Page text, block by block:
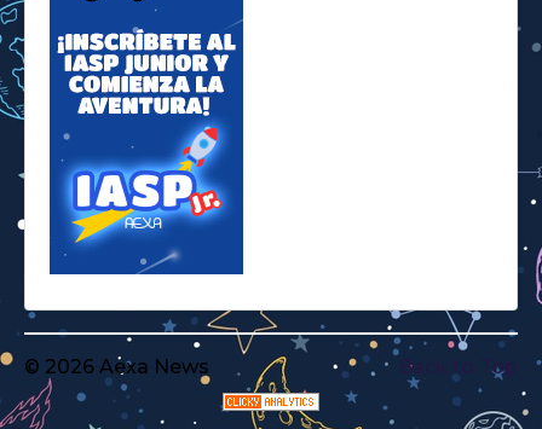
Back to Top
© 2026 Aexa News